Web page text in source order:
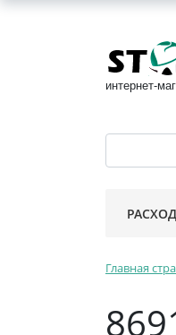
интернет-
Главная